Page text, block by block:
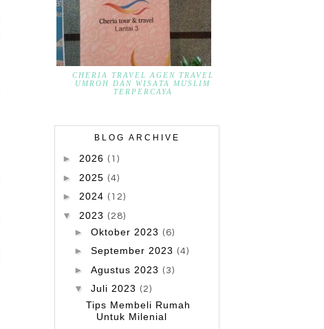
CHERIA TRAVEL AGEN TRAVEL
UMROH DAN WISATA MUSLIM
TERPERCAYA
BLOG ARCHIVE
► 2026 (1)
► 2025 (4)
► 2024 (12)
▼ 2023 (28)
► Oktober 2023 (6)
► September 2023 (4)
► Agustus 2023 (3)
▼ Juli 2023 (2)
Tips Membeli Rumah
Untuk Milenial